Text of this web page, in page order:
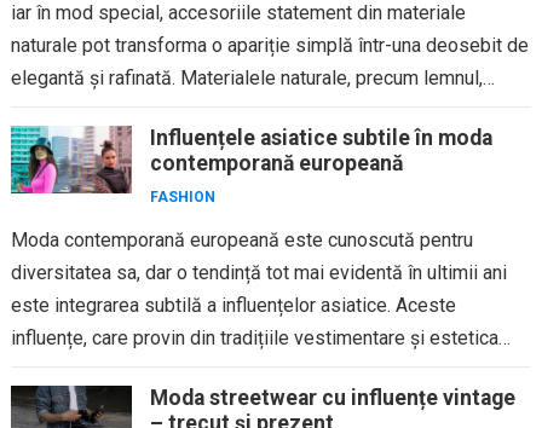
iar în mod special, accesoriile statement din materiale
naturale pot transforma o apariție simplă într-una deosebit de
elegantă și rafinată. Materialele naturale, precum lemnul,
Influențele asiatice subtile în moda
contemporană europeană
FASHION
Moda contemporană europeană este cunoscută pentru
diversitatea sa, dar o tendință tot mai evidentă în ultimii ani
este integrarea subtilă a influențelor asiatice. Aceste
influențe, care provin din tradițiile vestimentare și estetica
Moda streetwear cu influențe vintage
– trecut și prezent